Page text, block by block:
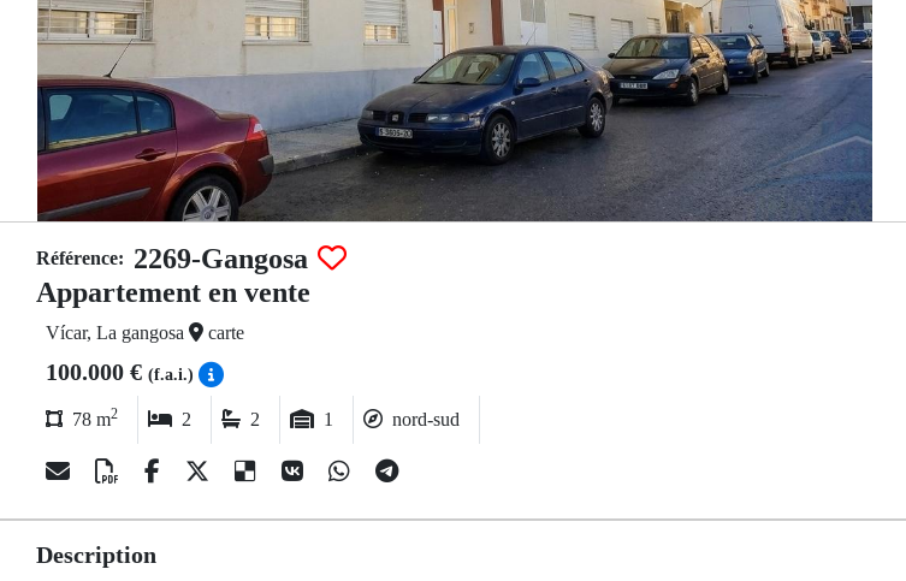
Référence: 2269-Gangosa
Appartement en vente
Vícar, La gangosa carte
100.000 € (f.a.i.)
78 m2 2 2 1 nord-sud
Description